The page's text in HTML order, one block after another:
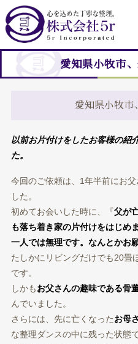
愛知県小牧市
愛知県小牧市
以前お片付けをしたお客様の紹
た。
今回のご依頼は、1年半前にお
した。
初めてお会いした時に、『父が
も落ち着き家の片付けをはじめ
一人では無理です。なんとかお
たしかにリビングだけでも20畳
です。
しかもお父さんの趣味である骨
んでいました。
さらには、先に亡くなったお母
な整理ダンスの中に残った状態で